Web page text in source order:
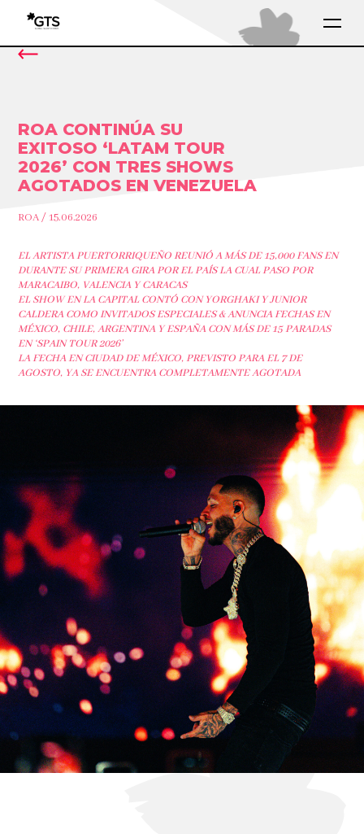
ROA CONTINÚA SU
EXITOSO ‘LATAM TOUR
2026’ CON TRES SHOWS
AGOTADOS EN VENEZUELA
ROA / 15.06.2026
EL ARTISTA PUERTORRIQUEÑO REUNIÓ A MÁS DE 15,000 FANS EN
DURANTE SU PRIMERA GIRA POR EL PAÍS LA CUAL PASO POR
MARACAIBO, VALENCIA Y CARACAS
EL SHOW EN LA CAPITAL CONTÓ CON YORGHAKI Y JUNIOR
CALDERA COMO INVITADOS ESPECIALES& ANUNCIA FECHAS EN
MÉXICO, CHILE, ARGENTINA Y ESPAÑA CON MÁS DE 15 PARADAS
EN ‘SPAIN TOUR 2026’
LA FECHA EN CIUDAD DE MÉXICO, PREVISTO PARA EL 7 DE
AGOSTO, YA SE ENCUENTRA COMPLETAMENTE AGOTADA